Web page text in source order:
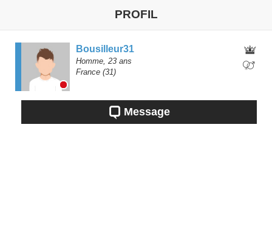
PROFIL
Bousilleur31
Homme, 23 ans
France (31)
Message